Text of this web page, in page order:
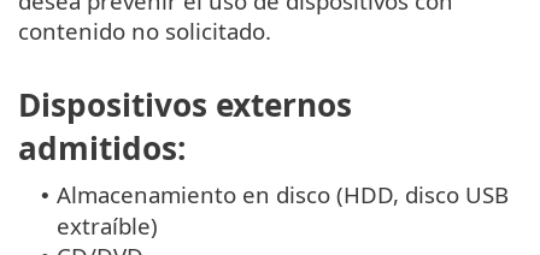
contenido no solicitado.
Dispositivos externos
admitidos:
• Almacenamiento en disco (HDD, disco USB
extraíble)